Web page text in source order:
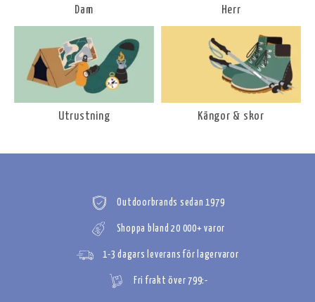
Dam Herr
Utrustning Kängor & skor
Outdoorbrands sedan 1979
Shoppa bland 20 000+ varor
1-3 dagars leverans för lagervaror
Fri frakt över 799:-